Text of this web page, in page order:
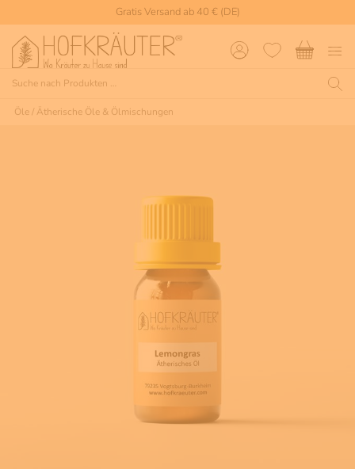
Gratis Versand ab 40 € (DE)
Öle/ Ätherische Öle & Ölmischungen